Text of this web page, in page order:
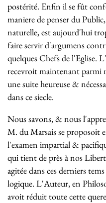
postérité. Enfin il se fût
maniere de penser du
naturelle, est aujourd'hui
faire servir d'argumens
quelques Chefs de l'Eglise.
recevroit maintenant parmi
une suite heureuse &
dans ce siecle.
Nous savons, & nous
M. du Marsais se proposoit
l'examen impartial &
qui tient de près à nos
agitée dans ces derniers
logique. L'Auteur, en
avoit réduit toute cette